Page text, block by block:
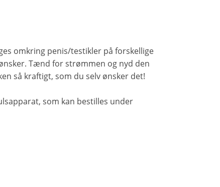
omkring penis/testikler på forskellige
Tænd for strømmen og nyd den
så kraftigt, som du selv ønsker det!
som kan bestilles under